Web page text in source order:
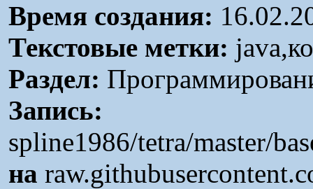
Время создания:
Текстовые метки:
Раздел:
Запись:
spline1986/tetra/master/
на